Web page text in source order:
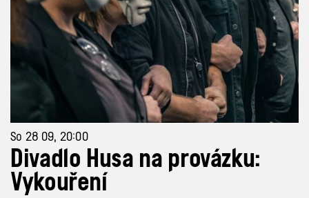
So 28 09, 20:00
Divadlo Husa na provázku:
Vykouření